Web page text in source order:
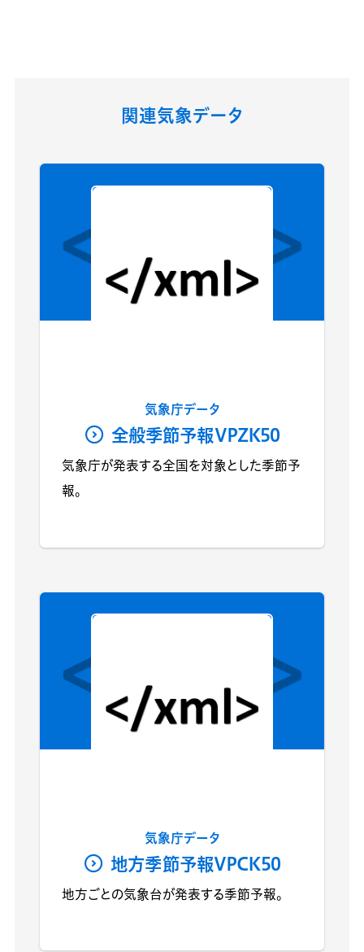
関連気象データ
気象庁データ
全般季節予報VPZK50
気象庁が発表する全国を対象とした季節予
報。
気象庁データ
地方季節予報VPCK50
地方ごとの気象台が発表する季節予報。